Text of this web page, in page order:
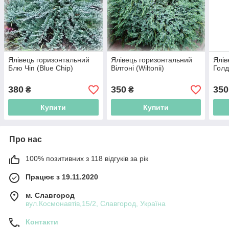
Ялівець горизонтальний
Блю Чіп (Blue Chip)
380 ₴
Купити
Ялівець горизонтальний
Вілтоні (Wiltonii)
350₴
Купити
350
Про нас
100% позитивних з 118 відгуків за рік
Працює з 19.11.2020
м. Славгород
вул.Космонавтів,15/2, Славгород, Україна
Контакти